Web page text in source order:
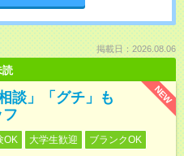
掲載日：2026.08.06
読
NEW
談」「グチ」も
OK 大学生歓迎
ブランクOK